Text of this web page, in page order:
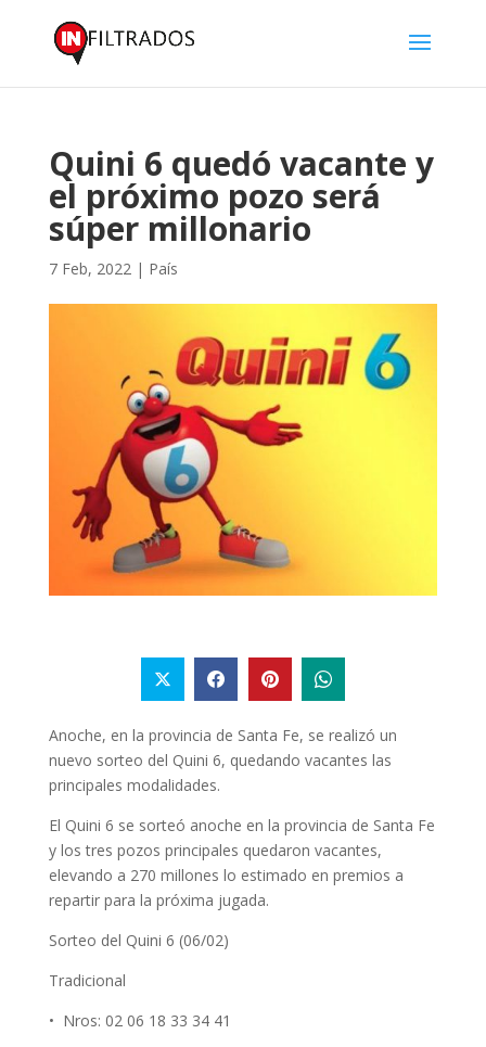
Quini 6 quedó vacante y
el próximo pozo será
súper millonario
7 Feb, 2022| País
Anoche, en la provincia de Santa Fe, se realizó un
nuevo sorteo del Quini 6, quedando vacantes las
principales modalidades.
El Quini 6 se sorteó anoche en la provincia de Santa Fe
y los tres pozos principales quedaron vacantes,
elevando a 270 millones lo estimado en premios a
repartir para la próxima jugada.
Sorteo del Quini 6 (06/02)
Tradicional
• Nros: 02 06 18 33 34 41